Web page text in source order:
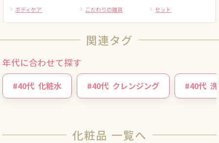
ボディケア
こだわりの雑貨 セット
関連タグ
年代に合わせて探す
#40代 化粧水 #40代 クレンジング #40代
化粧品 一覧へ